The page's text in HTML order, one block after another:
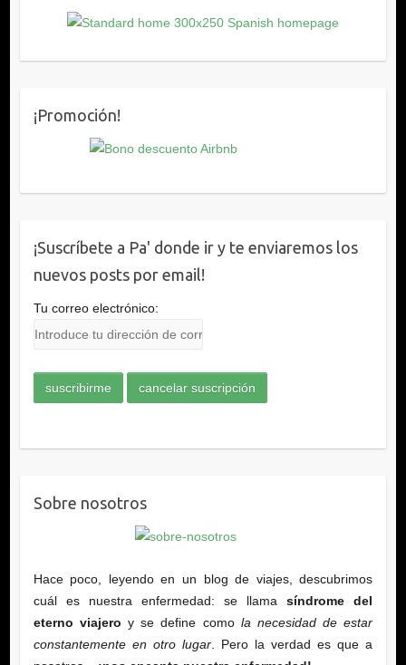
¡Promoción!
¡Suscríbete a Pa' donde ir y te enviaremos los
nuevos posts por email!
Tu correo electrónico:
Sobre nosotros
Hace poco, leyendo en un blog de viajes, descubrimos
cuál es nuestra enfermedad: se llamasíndrome del
eterno viajero y se define como la necesidad de estar
constantemente en otro lugar. Pero la verdad es que a